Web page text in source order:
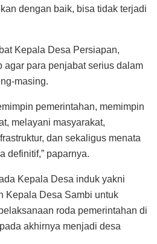
dengan baik, bisa tidak terjadi
Kepala Desa Persiapan,
agar para penjabat serius dalam
masing.
pemerintahan, memimpin
melayani masyarakat,
dan sekaligus menata
definitif,” paparnya.
Kepala Desa induk yakni
Kepala Desa Sambi untuk
roda pemerintahan di
akhirnya menjadi desa